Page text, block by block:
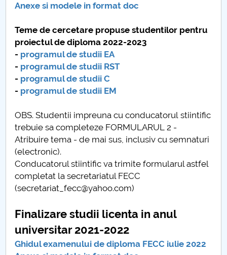
Anexe si modele in format doc
Teme de cercetare propuse studentilor pentru
proiectul de diploma 2022-2023
- programul de studii EA
- programul de studii RST
- programul de studii C
- programul de studii EM
OBS. Studentii impreuna cu conducatorul stiintific
trebuie sa completeze FORMULARUL 2 -
Atribuire tema - de mai sus, inclusiv cu semnaturi
(electronic).
Conducatorul stiintific va trimite formularul astfel
completat la secretariatul FECC
(secretariat_fecc@yahoo.com)
Finalizare studii licenta in anul
universitar 2021-2022
Ghidul examenului de diploma FECC iulie 2022